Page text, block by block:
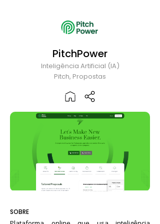
PitchPower
Inteligência Artificial (IA)
Pitch, Propostas
SOBRE